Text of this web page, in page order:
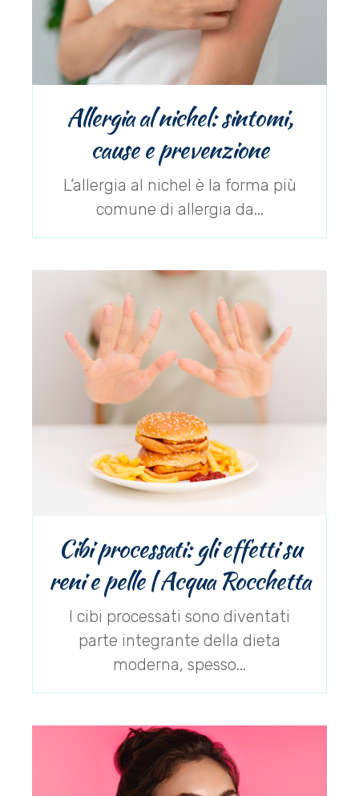
Allergia al nichel: sintomi,
cause e prevenzione
L’allergia al nichel è la forma più
comune di allergia da...
Cibi processati: gli effetti su
reni e pelle | Acqua Rocchetta
I cibi processati sono diventati
parte integrante della dieta
moderna, spesso...